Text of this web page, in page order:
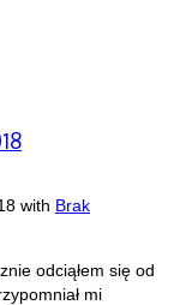
with Brak
odciąłem się od
mi